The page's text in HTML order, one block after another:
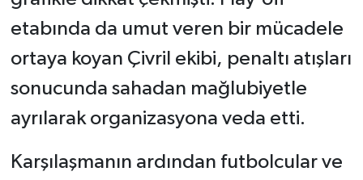
etabında da umut veren bir mücadele
ortaya koyan Çivril ekibi, penaltı atışları
sonucunda sahadan mağlubiyetle
ayrılarak organizasyona veda etti.
Karşılaşmanın ardından futbolcular ve